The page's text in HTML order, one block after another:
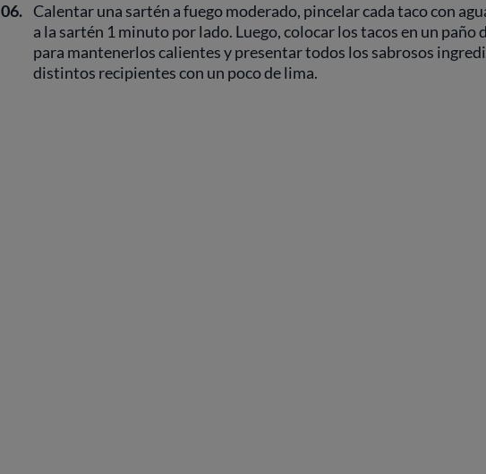
06. Calentar una sartén a fuego moderado, pincelar cada taco con
a la sartén 1 minuto por lado. Luego, colocar los tacos en un paño
para mantenerlos calientes y presentar todos los sabrosos
distintos recipientes con un poco de lima.